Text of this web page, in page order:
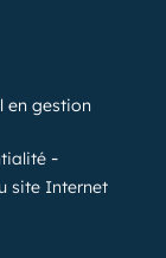
en gestion
site Internet